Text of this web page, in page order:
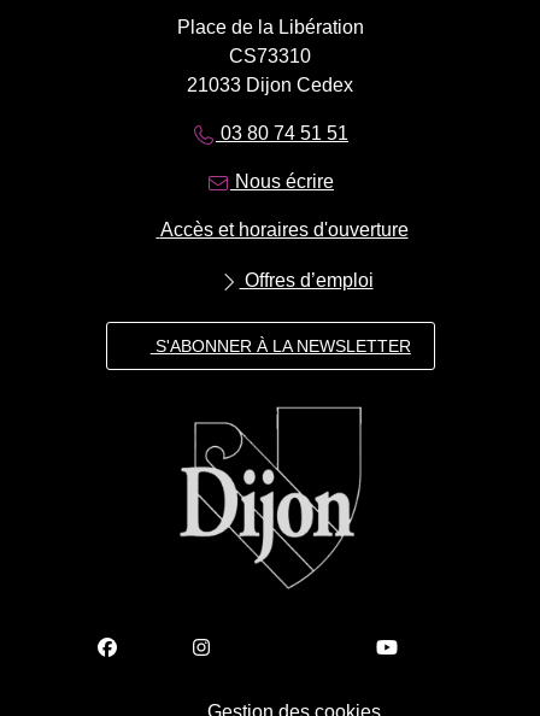
Place de la Libération
CS73310
21033 Dijon Cedex
03 80 74 51 51
Nous écrire
Accès et horaires d'ouverture
Offres d’emploi
S'ABONNER À LA NEWSLETTER
Gestion des cookies